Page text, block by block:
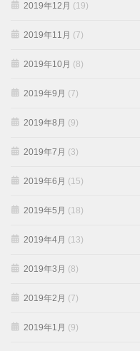
2019年12月 (19)
2019年11月 (7)
2019年10月 (8)
2019年9月 (7)
2019年8月 (9)
2019年7月 (3)
2019年6月 (15)
2019年5月 (18)
2019年4月 (13)
2019年3月 (8)
2019年2月 (7)
2019年1月 (9)